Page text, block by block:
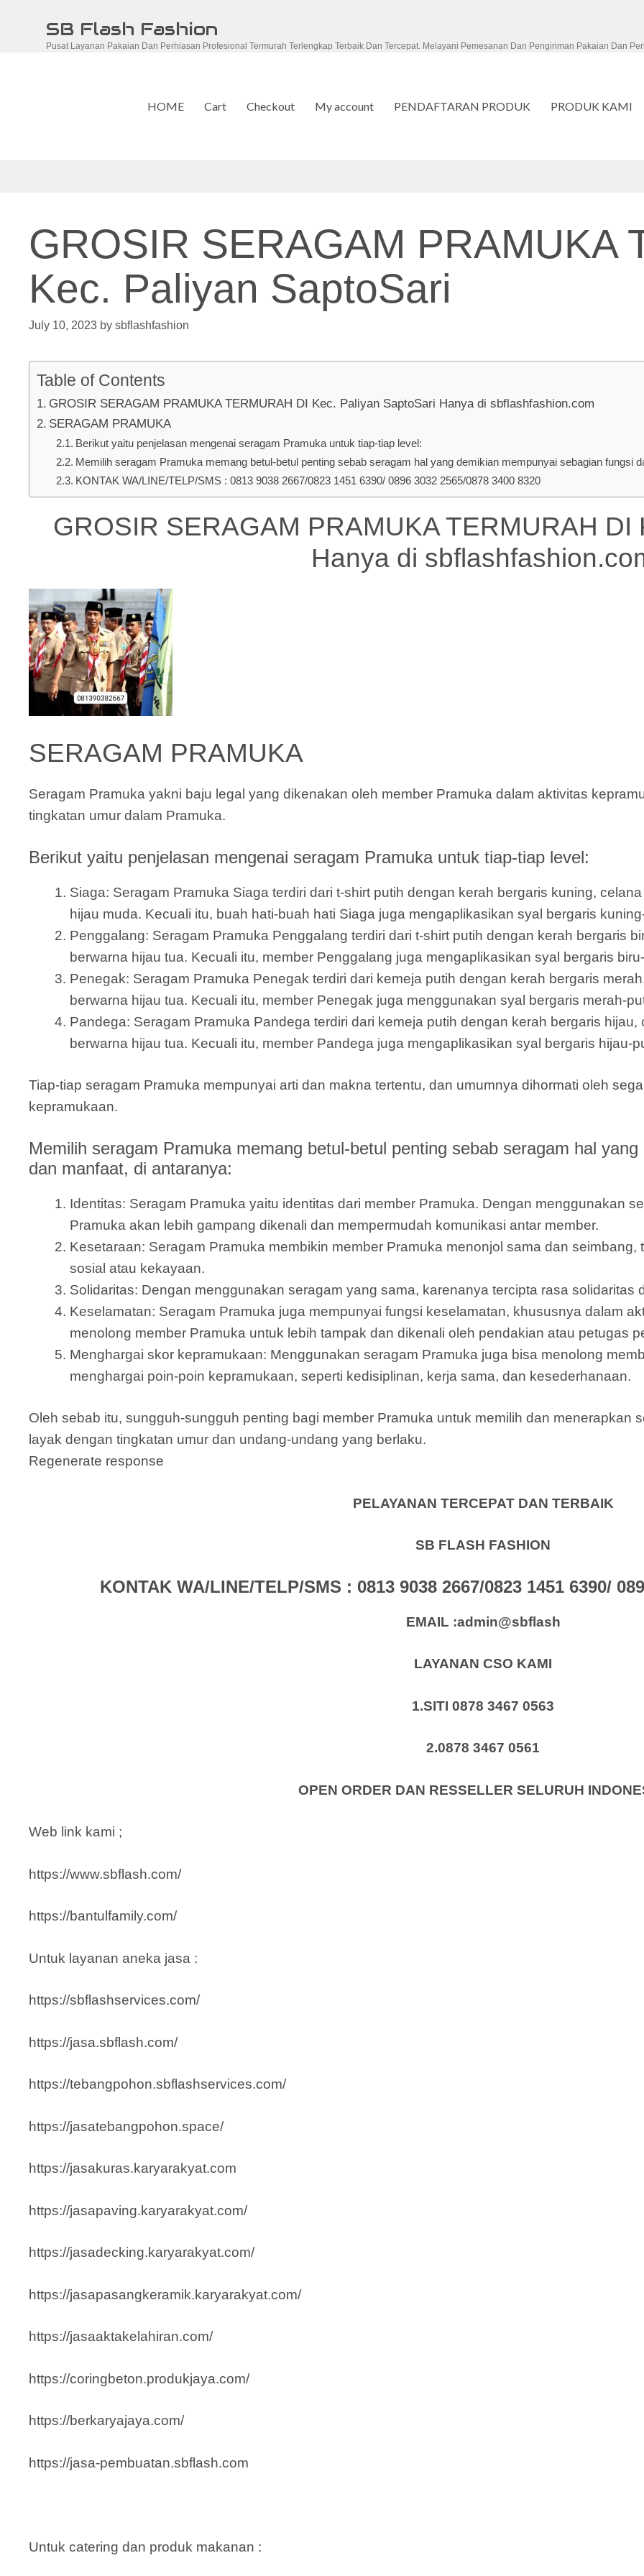
SB Flash Fashion
Pusat Layanan Pakaian Dan Perhiasan Profesional Termurah Terlengkap Terbaik Dan Tercepat. Melayani Pemesanan Dan Pengiriman Pakaian Dan
HOME Cart Checkout My account PENDAFTARAN PRODUK PRODUK KAMI
GROSIR SERAGAM PRAMUKA
Kec. Paliyan SaptoSari
July 10, 2023 by sbflashfashion
Table of Contents
GROSIR SERAGAM PRAMUKA TERMURAH DI Kec. Paliyan SaptoSari Hanya di sbflashfashion.com
SERAGAM PRAMUKA
Berikut yaitu penjelasan mengenai seragam Pramuka untuk tiap-tiap level:
Memilih seragam Pramuka memang betul-betul penting sebab seragam hal yang demikian mempunyai sebagian fungsi
KONTAK WA/LINE/TELP/SMS : 0813 9038 2667/0823 1451 6390/ 0896 3032 2565/0878 3400 8320
GROSIR SERAGAM PRAMUKA TERMURAH
Hanya di
SERAGAM PRAMUKA
Seragam Pramuka yakni baju legal yang dikenakan oleh member Pramuka dalam aktivitas
tingkatan umur dalam Pramuka.
Berikut yaitu penjelasan mengenai seragam Pramuka untuk tiap-tiap level:
Siaga: Seragam Pramuka Siaga terdiri dari t-shirt putih dengan kerah bergaris kuning,
hijau muda. Kecuali itu, buah hati-buah hati Siaga juga mengaplikasikan syal bergaris
Penggalang: Seragam Pramuka Penggalang terdiri dari t-shirt putih dengan kerah bergaris
berwarna hijau tua. Kecuali itu, member Penggalang juga mengaplikasikan syal bergaris
Penegak: Seragam Pramuka Penegak terdiri dari kemeja putih dengan kerah bergaris
berwarna hijau tua. Kecuali itu, member Penegak juga menggunakan syal bergaris merah-
Pandega: Seragam Pramuka Pandega terdiri dari kemeja putih dengan kerah bergaris
berwarna hijau tua. Kecuali itu, member Pandega juga mengaplikasikan syal bergaris hijau-
Tiap-tiap seragam Pramuka mempunyai arti dan makna tertentu, dan umumnya dihormati oleh
kepramukaan.
Memilih seragam Pramuka memang betul-betul penting sebab seragam hal
dan manfaat, di antaranya:
Identitas: Seragam Pramuka yaitu identitas dari member Pramuka. Dengan menggunakan
Pramuka akan lebih gampang dikenali dan mempermudah komunikasi antar member.
Kesetaraan: Seragam Pramuka membikin member Pramuka menonjol sama dan
sosial atau kekayaan.
Solidaritas: Dengan menggunakan seragam yang sama, karenanya tercipta rasa solidaritas
Keselamatan: Seragam Pramuka juga mempunyai fungsi keselamatan, khususnya dalam
menolong member Pramuka untuk lebih tampak dan dikenali oleh pendakian atau petugas
Menghargai skor kepramukaan: Menggunakan seragam Pramuka juga bisa menolong
menghargai poin-poin kepramukaan, seperti kedisiplinan, kerja sama, dan kesederhanaan.
Oleh sebab itu, sungguh-sungguh penting bagi member Pramuka untuk memilih dan menerapkan
layak dengan tingkatan umur dan undang-undang yang berlaku.
Regenerate response
PELAYANAN TERCEPAT DAN TERBAIK
SB FLASH FASHION
KONTAK WA/LINE/TELP/SMS : 0813 9038 2667/0823 1451 6390/
EMAIL :admin@sbflash
LAYANAN CSO KAMI
1.SITI 0878 3467 0563
2.0878 3467 0561
OPEN ORDER DAN RESSELLER SELURUH
Web link kami ;
https://www.sbflash.com/
https://bantulfamily.com/
Untuk layanan aneka jasa :
https://sbflashservices.com/
https://jasa.sbflash.com/
https://tebangpohon.sbflashservices.com/
https://jasatebangpohon.space/
https://jasakuras.karyarakyat.com
https://jasapaving.karyarakyat.com/
https://jasadecking.karyarakyat.com/
https://jasapasangkeramik.karyarakyat.com/
https://jasaaktakelahiran.com/
https://coringbeton.produkjaya.com/
https://berkaryajaya.com/
https://jasa-pembuatan.sbflash.com
Untuk catering dan produk makanan :